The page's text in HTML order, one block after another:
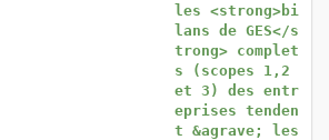
les <strong>bi
lans de GES</s
trong> complet
s (scopes 1,2
et 3) des entr
eprises tenden
t &agrave; les